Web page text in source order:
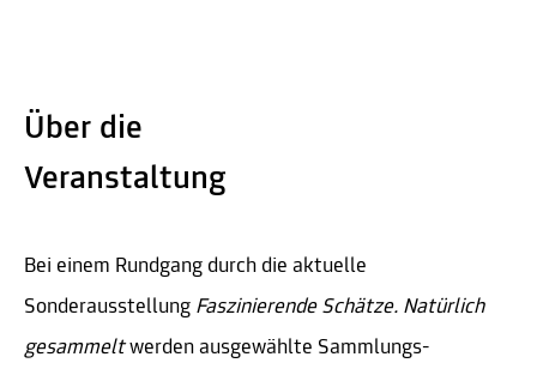
Über die
Veranstaltung
Bei einem Rundgang durch die aktuelle
Sonderausstellung Faszinierende Schätze. Natürlich
gesammeltwerden ausgewählte Sammlungs-